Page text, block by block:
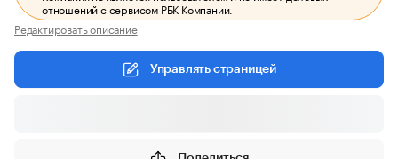
отношений с сервисом РБК Компании.
Редактировать описание
Управлять страницей